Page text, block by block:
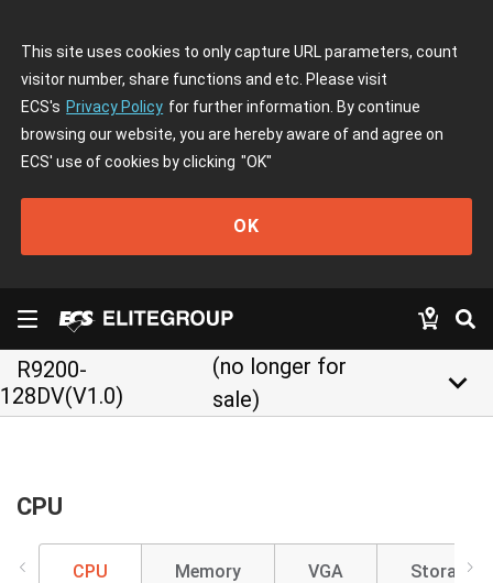
This site uses cookies to only capture URL parameters, count
visitor number, share functions and etc. Please visit
ECS's Privacy Policy for further information. By continue
browsing our website, you are hereby aware of and agree on
ECS' use of cookies by clicking "OK"
OK
R9200-
128DV(V1.0)
(no longer for
sale)
keyboard_arrow_down
CPU
CPU Memory VGA Storage